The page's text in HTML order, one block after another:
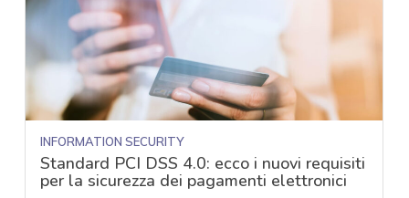
INFORMATION SECURITY
Standard PCI DSS 4.0: ecco i nuovi requisiti
per la sicurezza dei pagamenti elettronici